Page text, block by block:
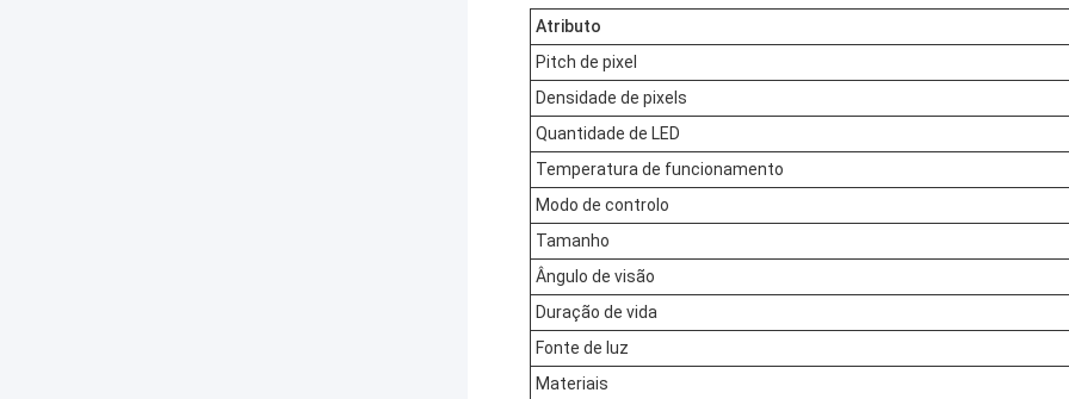
Atributo
Pitch de pixel
Densidade de pixels
Quantidade de LED
Temperatura de funcionamento
Modo de controlo
Tamanho
Ângulo de visão
Duração de vida
Fonte de luz
Materiais